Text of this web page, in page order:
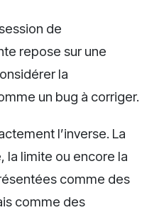
de
repose sur une
la
un bug à corriger.
l’inverse. La
la limite ou encore la
comme des
comme des